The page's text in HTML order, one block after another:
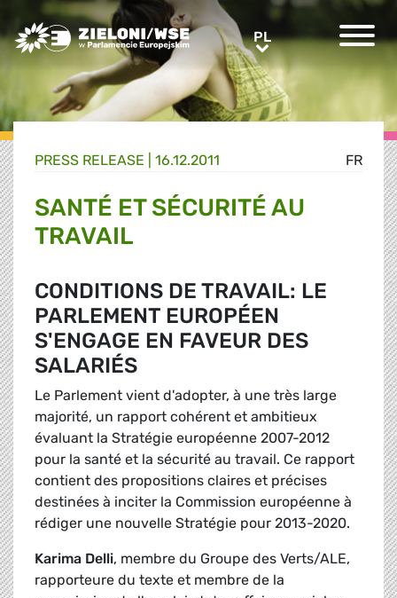
Greens/EFA Home PLPL
FR
PRESS RELEASE | 16.12.2011
SANTÉ ET SÉCURITÉ AU
TRAVAIL
CONDITIONS DE TRAVAIL: LE
PARLEMENT EUROPÉEN
S'ENGAGE EN FAVEUR DES
SALARIÉS
Le Parlement vient d'adopter, à une très large
majorité, un rapport cohérent et ambitieux
évaluant la Stratégie européenne 2007-2012
pour la santé et la sécurité au travail. Ce rapport
contient des propositions claires et précises
destinées à inciter la Commission européenne à
rédiger une nouvelle Stratégie pour 2013-2020.
Karima Delli, membre du Groupe des Verts/ALE,
rapporteure du texte et membre de la